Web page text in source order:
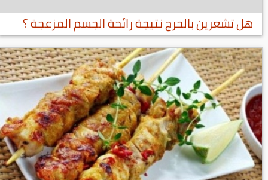
هل تشعرين بالحرج نتيجة رائحة الجسم المزعجة ؟